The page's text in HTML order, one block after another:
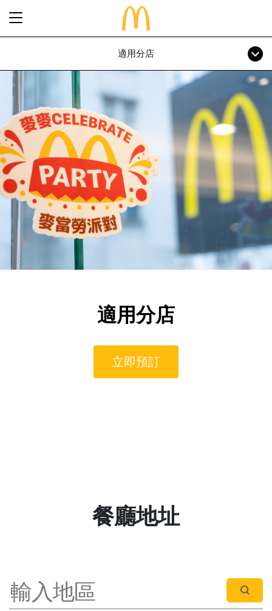
搜尋
餐廳地址
食得滋味
期間限定
食品知多點
早餐「滋」多點
24小時麥麥送
生日派對
關於麥當勞
歷史
餐廳設計
麥當勞親子會®
屢獲殊榮
訊息發布
加入我們
常見問題
適用分店
適用分店
立即預訂
餐廳地址